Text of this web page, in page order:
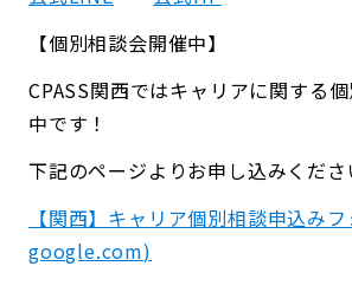
【個別相談会開催中】
CPASS関西ではキャリアに関する
中です！
下記のページよりお申し込みくださ
【関西】キャリア個別相談申込み
google.com)